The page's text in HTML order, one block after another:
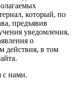
который, по
предъявив
уведомления,
о
действия, в том
с нами.